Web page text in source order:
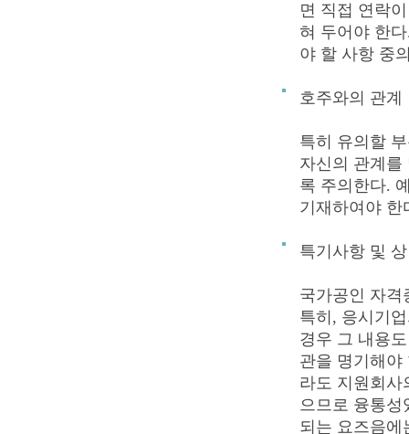
면 직접 연락
혀 두어야 한
야 할 사항 중
호주와의 관계
특히 유의할
자신의 관계를
록 주의한다.
기재하여야 한
특기사항 및
국가공인 자격
특히, 응시기
경우 그 내용
관을 명기해야
라도 지원회사
으므로 융통성
되는 요즈음에